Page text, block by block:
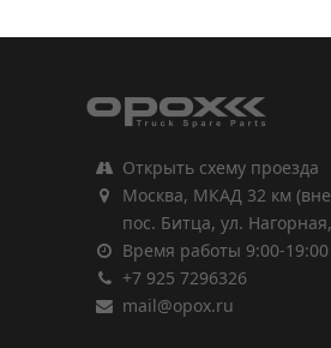
Открыть схему проезда
Москва, МКАД 32 км
пос. Битца, ул.
Время работы 9:00-19:00
+7 925 7296326
mail@opox.ru